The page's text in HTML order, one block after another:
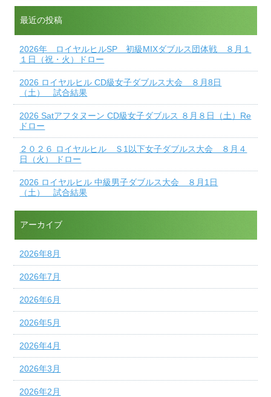
最近の投稿
2026年 ロイヤルヒルSP 初級MIXダブルス団体戦 ８月１
１日（祝・火）ドロー
2026 ロイヤルヒル CD級女子ダブルス大会 ８月8日
（土） 試合結果
2026 Satアフタヌーン CD級女子ダブルス ８月８日（土）Re
ドロー
２０２６ ロイヤルヒル Ｓ1以下女子ダブルス大会 ８月４
日（火） ドロー
2026 ロイヤルヒル 中級男子ダブルス大会 ８月1日
（土） 試合結果
アーカイブ
2026年8月
2026年7月
2026年6月
2026年5月
2026年4月
2026年3月
2026年2月